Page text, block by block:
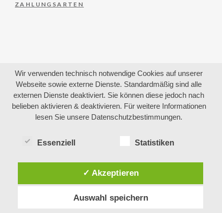
ZAHLUNGSARTEN
Wir verwenden technisch notwendige Cookies auf unserer
Webseite sowie externe Dienste. Standardmäßig sind alle
externen Dienste deaktiviert. Sie können diese jedoch nach
belieben aktivieren & deaktivieren. Für weitere Informationen
lesen Sie unsere Datenschutzbestimmungen.
Essenziell Statistiken
✓ Akzeptieren
Auswahl speichern